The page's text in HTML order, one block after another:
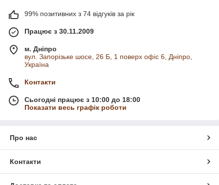
99% позитивних з 74 відгуків за рік
Працює з 30.11.2009
м. Дніпро
вул. Запорізьке шосе, 26 Б, 1 поверх офіс 6, Дніпро,
Україна
Контакти
Сьогодні працює з 10:00 до 18:00
Показати весь графік роботи
Про нас
Контакти